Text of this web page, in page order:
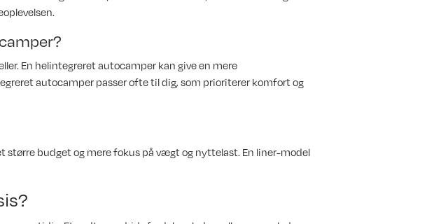
En helintegreret autocamper kan give en mere
autocamper passer ofte til dig, som prioriterer komfort og
budget og mere fokus på vægt og nyttelast. En liner-model